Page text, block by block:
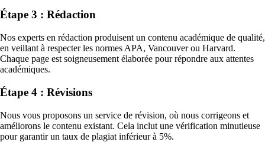
Étape 3 : Rédaction
Nos experts en rédaction produisent un contenu académique de qualité,
en veillant à respecter les normes APA, Vancouver ou Harvard.
Chaque page est soigneusement élaborée pour répondre aux attentes
académiques.
Étape 4 : Révisions
Nous vous proposons un service de révision, où nous corrigeons et
améliorons le contenu existant. Cela inclut une vérification minutieuse
pour garantir un taux de plagiat inférieur à 5%.